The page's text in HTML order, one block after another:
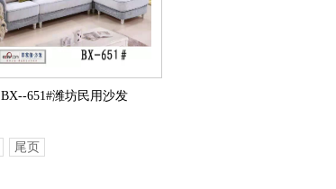
BX--651#潍坊民用沙发
尾页